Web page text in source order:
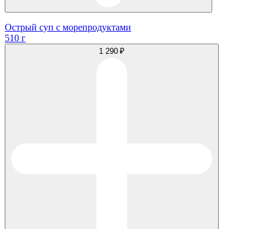
Острый суп с морепродуктами
510 г
1 290 ₽